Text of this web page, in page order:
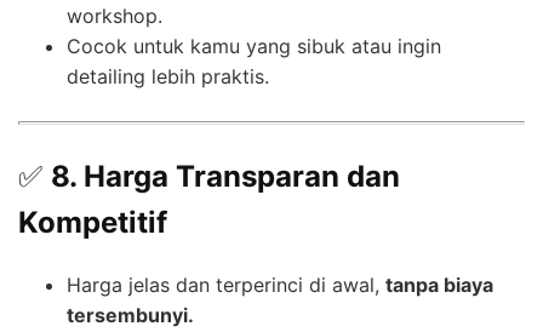
workshop.
Cocok untuk kamu yang sibuk atau ingin
detailing lebih praktis.
✅ 8. Harga Transparan dan
Kompetitif
Harga jelas dan terperinci di awal, tanpa biaya
tersembunyi.